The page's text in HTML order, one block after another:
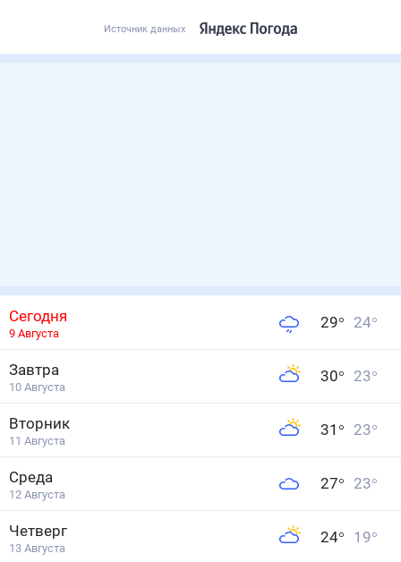
Источник данных
Сегодня
9 Августа
29° 24°
Завтра
10 Августа
30° 23°
Вторник
11 Августа
31 ° 23°
Среда
12 Августа
27° 23°
Четверг
13 Августа
24° 19°